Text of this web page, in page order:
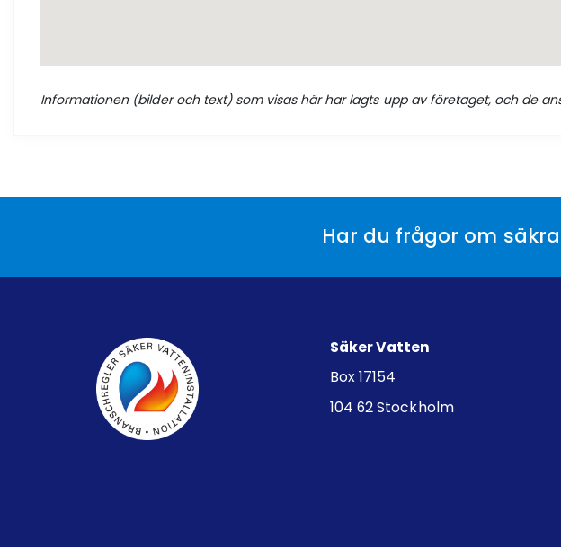
Informationen (bilder och text) som visas här har lagts upp av företaget, och de
Har du frågor om
Säker Vatten
Box 17154
104 62 Stockholm